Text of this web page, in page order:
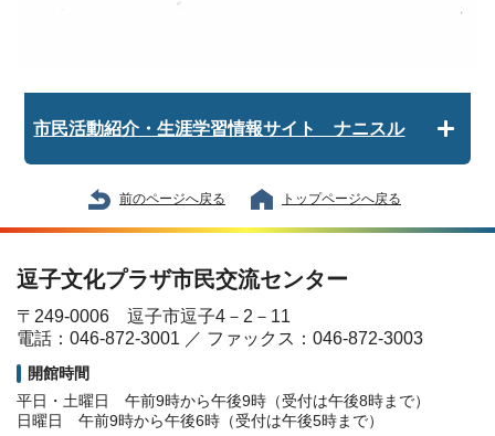
市民活動紹介・生涯学習情報サイト ナニスル
前のページへ戻る トップページへ戻る
逗子文化プラザ市民交流センター
〒249-0006 逗子市逗子4－2－11
電話：046-872-3001 ／ ファックス：046-872-3003
開館時間
平日・土曜日 午前9時から午後9時（受付は午後8時まで）
日曜日 午前9時から午後6時（受付は午後5時まで）